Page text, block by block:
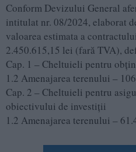
Conform Devizului General
intitulat nr. 08/2024, elaborat
valoarea estimata a
2.450.615,15 lei (fară TVA),
Cap. 1 – Cheltuieli pentru
1.2 Amenajarea terenului –
Cap. 2 – Cheltuieli pentru
obiectivului de investiții
1.2 Amenajarea terenului –